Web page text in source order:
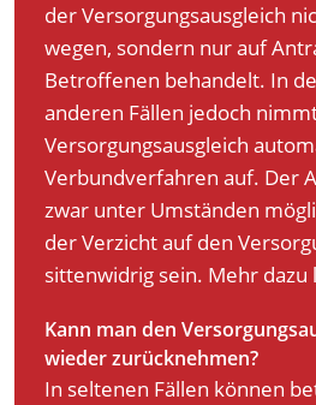
der Versorgungsausgleich
wegen, sondern nur auf
Betroffenen behandelt. In
anderen Fällen jedoch
Versorgungsausgleich
Verbundverfahren auf. Der
zwar unter Umständen
der Verzicht auf den
sittenwidrig sein. Mehr dazu
Kann man den
wieder zurücknehmen?
In seltenen Fällen können